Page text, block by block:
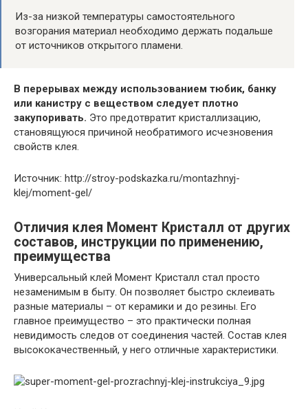
Из-за низкой температуры самостоятельного
возгорания материал необходимо держать подальше
от источников открытого пламени.
В перерывах между использованием тюбик, банку
или канистру с веществом следует плотно
закупоривать. Это предотвратит кристаллизацию,
становящуюся причиной необратимого исчезновения
свойств клея.
Источник: http://stroy-podskazka.ru/montazhnyj-
klej/moment-gel/
Отличия клея Момент Кристалл от других
составов, инструкции по применению,
преимущества
Универсальный клей Момент Кристалл стал просто
незаменимым в быту. Он позволяет быстро склеивать
разные материалы – от керамики и до резины. Его
главное преимущество – это практически полная
невидимость следов от соединения частей. Состав клея
высококачественный, у него отличные характеристики.